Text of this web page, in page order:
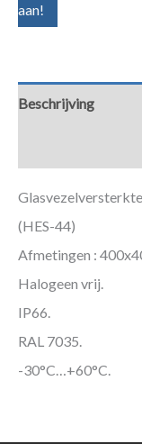
aan!
Beschrijving
(HES-44)
Afmetingen :
Halogeen vrij.
IP66.
RAL 7035.
-30°C…+60°C.